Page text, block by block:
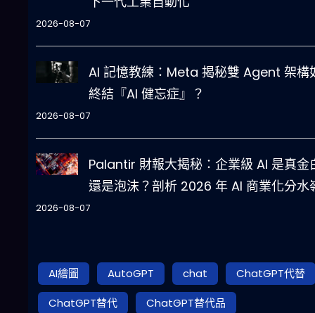
2026-08-07
AI 記憶教練：Meta 揭秘雙 Agent 架構
終結『AI 健忘症』？
2026-08-07
Palantir 財報大揭秘：企業級 AI 是真金
還是泡沫？剖析 2026 年 AI 商業化分水
2026-08-07
AI繪圖 AutoGPT chat
ChatGPT代替
ChatGPT替代
ChatGPT替代品